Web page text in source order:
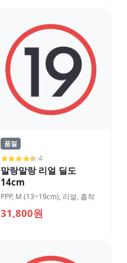
품절
4
말랑말랑 리얼 딜도
14cm
PPP, M (13~19cm), 리얼, 흡착
31,800원